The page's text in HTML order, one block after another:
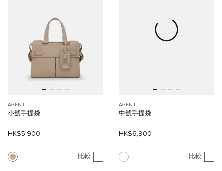
AGENT
小號手提袋
HK$5,900
比較
AGENT
中號手提袋
HK$6,900
比較